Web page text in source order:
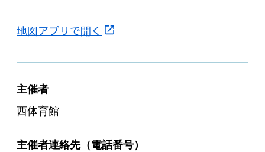
地図アプリで開く
主催者
西体育館
主催者連絡先（電話番号）